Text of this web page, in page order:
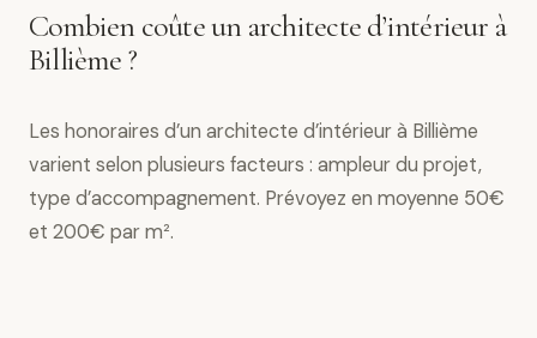
Combien coûte un architecte d’intérieur à
Billième ?
Les honoraires d’un architecte d’intérieur à Billième
varient selon plusieurs facteurs : ampleur du projet,
type d’accompagnement. Prévoyez en moyenne 50€
et 200€ par m².